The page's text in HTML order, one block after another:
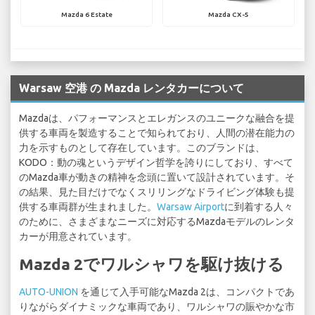
Mazda 6 Estate Mazda CX-5
Warsaw 空港 の Mazda レンタカーについて
Mazdaは、パフォーマンスとエレガンスのユニークな融合を提
供する車両を製造することで知られており、人間の潜在能力の
力を示すものとして存在しています。このブランドは、
KODO：動の魂というデザイン哲学を誇りにしており、すべて
のMazda車が動きの精神を念頭に置いて設計されています。そ
の結果、見た目だけでなくスリリングなドライビング体験も提
供する車両群が生まれました。 Warsaw Airportに到着する人々
のために、さまざまなニーズに対応するMazdaモデルのレンタ
カーが用意されています。
Mazda 2でワルシャワを駆け抜ける
AUTO-UNION を通じて入手可能なMazda 2は、コンパクトであ
りながらダイナミックな車両であり、ワルシャワの賑やかな市